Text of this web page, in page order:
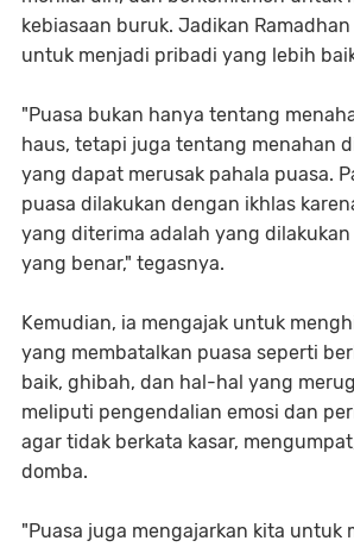
kebiasaan buruk. Jadikan
untuk menjadi pribadi yang lebih
"Puasa bukan hanya tentang
haus, tetapi juga tentang menahan
yang dapat merusak pahala puasa.
puasa dilakukan dengan ikhlas
yang diterima adalah yang
yang benar," tegasnya.
Kemudian, ia mengajak untuk
yang membatalkan puasa seperti
baik, ghibah, dan hal-hal yang
meliputi pengendalian emosi dan
agar tidak berkata kasar,
domba.
"Puasa juga mengajarkan kita untuk